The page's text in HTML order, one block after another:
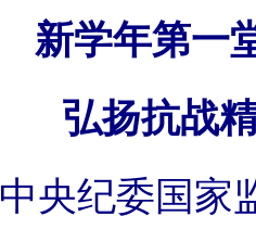
新学年第
弘扬抗战
中央纪委国家